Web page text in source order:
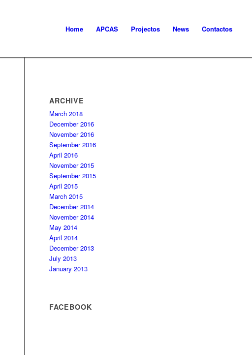
Home APCAS Projectos News Contactos
ARCHIVE
March 2018
December 2016
November 2016
September 2016
April 2016
November 2015
September 2015
April 2015
March 2015
December 2014
November 2014
May 2014
April 2014
December 2013
July 2013
January 2013
FACEBOOK